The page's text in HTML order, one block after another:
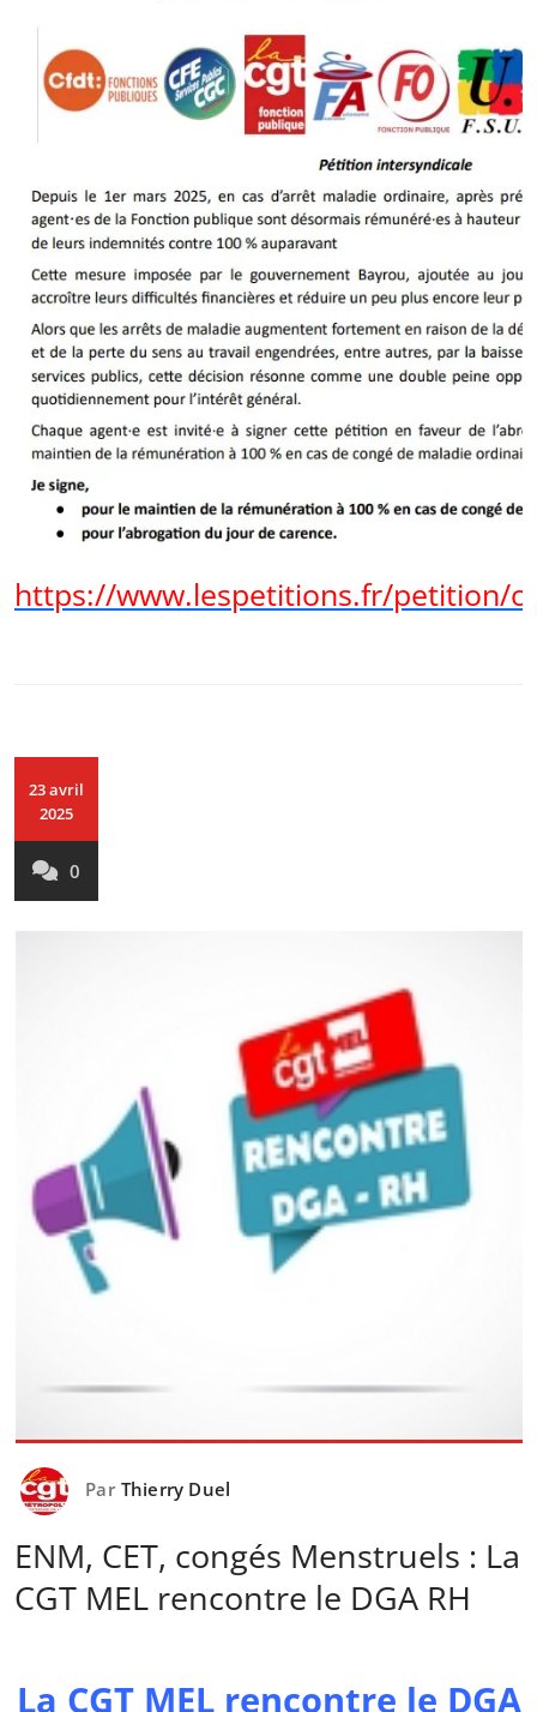
https://www.lespetitions.fr/petition/
23 avril
2025
0
Par Thierry Duel
ENM, CET, congés Menstruels : La
CGT MEL rencontre le DGA RH
La CGT MEL rencontre le DGA